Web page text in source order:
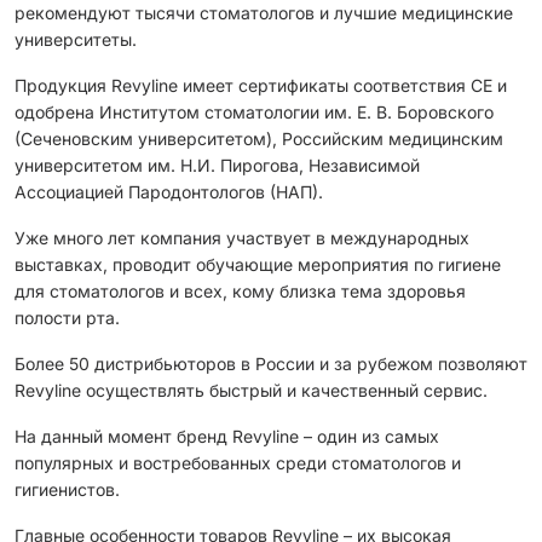
рекомендуют тысячи стоматологов и лучшие медицинские
университеты.
Продукция Revyline имеет сертификаты соответствия CЕ и
одобрена Институтом стоматологии им. Е. В. Боровского
(Сеченовским университетом), Российским медицинским
университетом им. Н.И. Пирогова, Независимой
Ассоциацией Пародонтологов (НАП).
Уже много лет компания участвует в международных
выставках, проводит обучающие мероприятия по гигиене
для стоматологов и всех, кому близка тема здоровья
полости рта.
Более 50 дистрибьюторов в России и за рубежом позволяют
Revyline осуществлять быстрый и качественный сервис.
На данный момент бренд Revyline – один из самых
популярных и востребованных среди стоматологов и
гигиенистов.
Главные особенности товаров Revyline – их высокая